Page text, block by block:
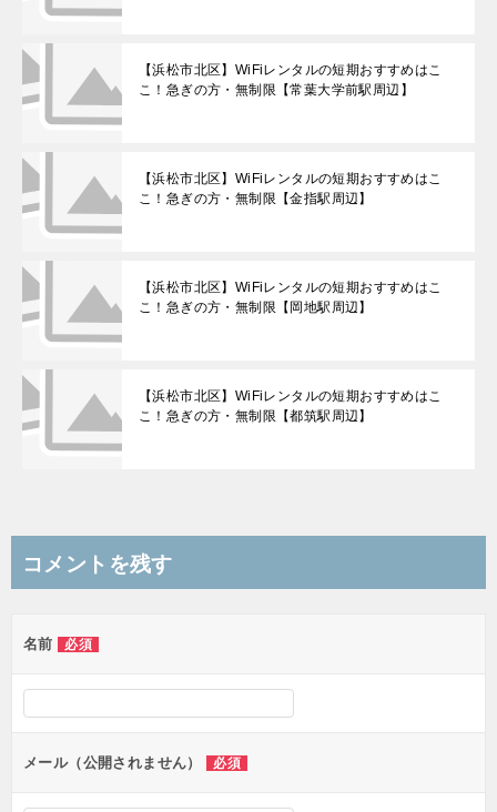
【浜松市北区】WiFiレンタルの短期おすすめはこ
こ！急ぎの方・無制限【常葉大学前駅周辺】
【浜松市北区】WiFiレンタルの短期おすすめはこ
こ！急ぎの方・無制限【金指駅周辺】
【浜松市北区】WiFiレンタルの短期おすすめはこ
こ！急ぎの方・無制限【岡地駅周辺】
【浜松市北区】WiFiレンタルの短期おすすめはこ
こ！急ぎの方・無制限【都筑駅周辺】
コメントを残す
名前 必須
メール（公開されません） 必須